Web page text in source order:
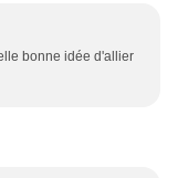
bonne idée d'allier